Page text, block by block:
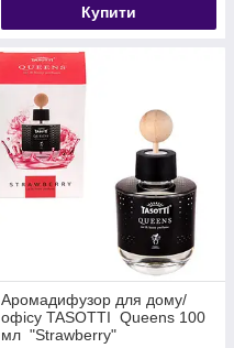
Купити
Аромадифузор для дому/
офісу TASOTTI Queens 100
мл "Strawberry"